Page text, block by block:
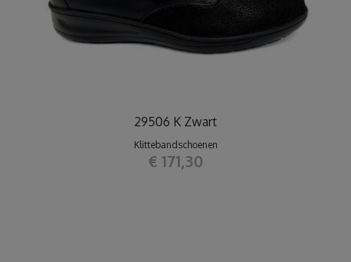
29506 K Zwart
Klittebandschoenen
€ 171,30